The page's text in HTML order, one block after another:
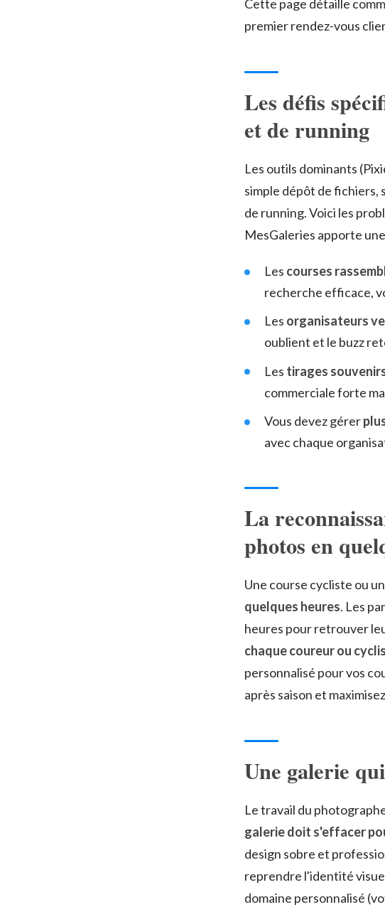
Cette page détaille
premier rendez-vous
Les défis
et de running
Les outils dominants
simple dépôt de fichiers,
de running. Voici les
MesGaleries apporte
Les courses
recherche efficace,
Les organisateurs
oublient et le buzz
Les tirages
commerciale forte
Vous devez gérer
avec chaque
La
photos en
Une course cycliste ou
quelques heures. Les
heures pour retrouver
chaque coureur ou
personnalisé pour vos
après saison et
Une galerie
Le travail du
galerie doit s'effacer
design sobre et
reprendre l'identité
domaine personnalisé